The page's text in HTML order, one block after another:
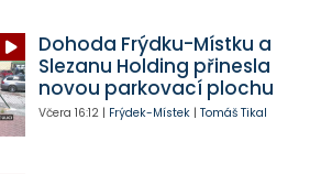
Dohoda Frýdku-Místku a
Slezanu Holding přinesla
novou parkovací plochu
Včera 16:12| Frýdek-Místek| Tomáš Tikal